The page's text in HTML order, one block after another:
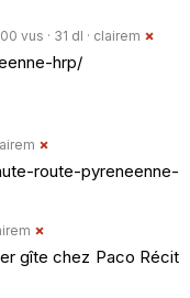
vus · 31 dl · clairem
hrp/
route-pyreneenne-
gîte chez Paco Récit